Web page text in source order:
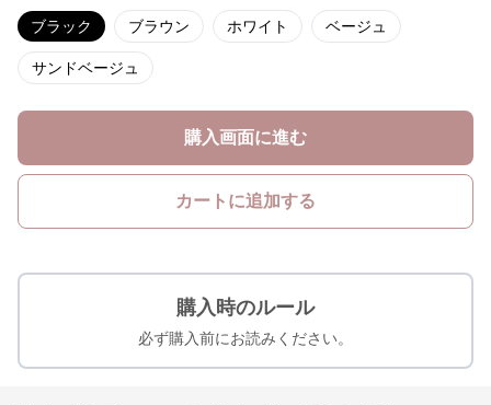
ブラック ブラウン ホワイト ベージュ
サンドベージュ
購入画面に進む
カートに追加する
購入時のルール
必ず購入前にお読みください。